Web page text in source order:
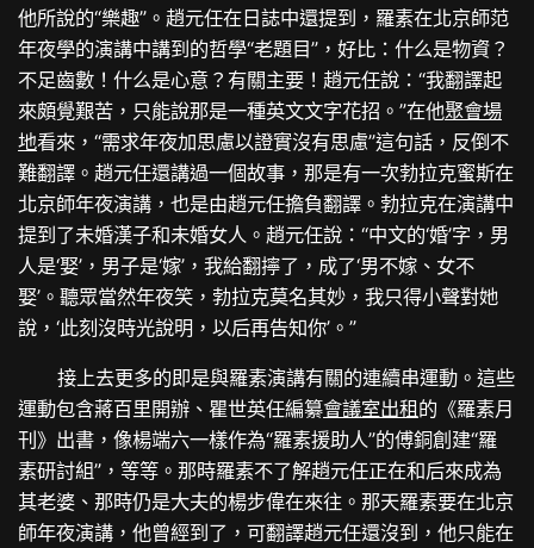
他所說的“樂趣”。趙元任在日誌中還提到，羅素在北京師范
年夜學的演講中講到的哲學“老題目”，好比：什么是物資？
不足齒數！什么是心意？有關主要！趙元任說：“我翻譯起
來頗覺艱苦，只能說那是一種英文文字花招。”在他聚會場
地看來，“需求年夜加思慮以證實沒有思慮”這句話，反倒不
難翻譯。趙元任還講過一個故事，那是有一次勃拉克蜜斯在
北京師年夜演講，也是由趙元任擔負翻譯。勃拉克在演講中
提到了未婚漢子和未婚女人。趙元任說：“中文的‘婚’字，男
人是‘娶’，男子是‘嫁’，我給翻擰了，成了‘男不嫁、女不
娶’。聽眾當然年夜笑，勃拉克莫名其妙，我只得小聲對她
說，‘此刻沒時光說明，以后再告知你’。”
接上去更多的即是與羅素演講有關的連續串運動。這些
運動包含蔣百里開辦、瞿世英任編纂會議室出租 的《羅素月
刊》出書，像楊端六一樣作為“羅素援助人”的傅銅創建“羅
素研討組”，等等。那時羅素不了解趙元任正在和后來成為
其老婆、那時仍是大夫的楊步偉在來往。那天羅素要在北京
師年夜演講，他曾經到了，可翻譯趙元任還沒到，他只能在